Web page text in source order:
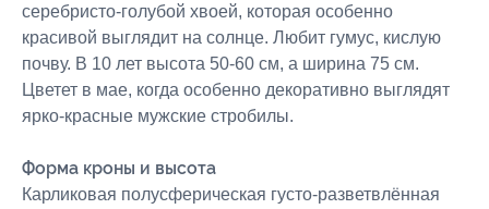
серебристо-голубой хвоей, которая особенно
красивой выглядит на солнце. Любит гумус, кислую
почву. В 10 лет высота 50-60 см, а ширина 75 см.
Цветет в мае, когда особенно декоративно выглядят
ярко-красные мужские стробилы.
Форма кроны и высота
Карликовая полусферическая густо-разветвлённая